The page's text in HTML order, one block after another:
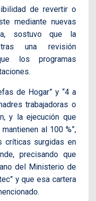
de revertir o
mediante nuevas
sostuvo que la
una revisión
los programas
de Hogar” y “4 a
trabajadoras o
y la ejecución que
al 100 %”,
críticas surgidas en
precisando que
del Ministerio de
y que esa cartera